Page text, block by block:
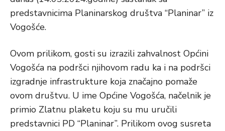
predstavnicima Planinarskog društva “Planinar” iz
Vogošće.
Ovom prilikom, gosti su izrazili zahvalnost Općini
Vogošća na podršci njihovom radu ka i na podršci
izgradnje infrastrukture koja značajno pomaže
ovom društvu. U ime Općine Vogošća, načelnik je
primio Zlatnu plaketu koju su mu uručili
predstavnici PD “Planinar”. Prilikom ovog susreta